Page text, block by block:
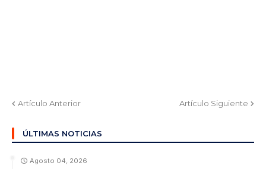
Artículo Anterior Artículo Siguiente
ÚLTIMAS NOTICIAS
Agosto 04, 2026